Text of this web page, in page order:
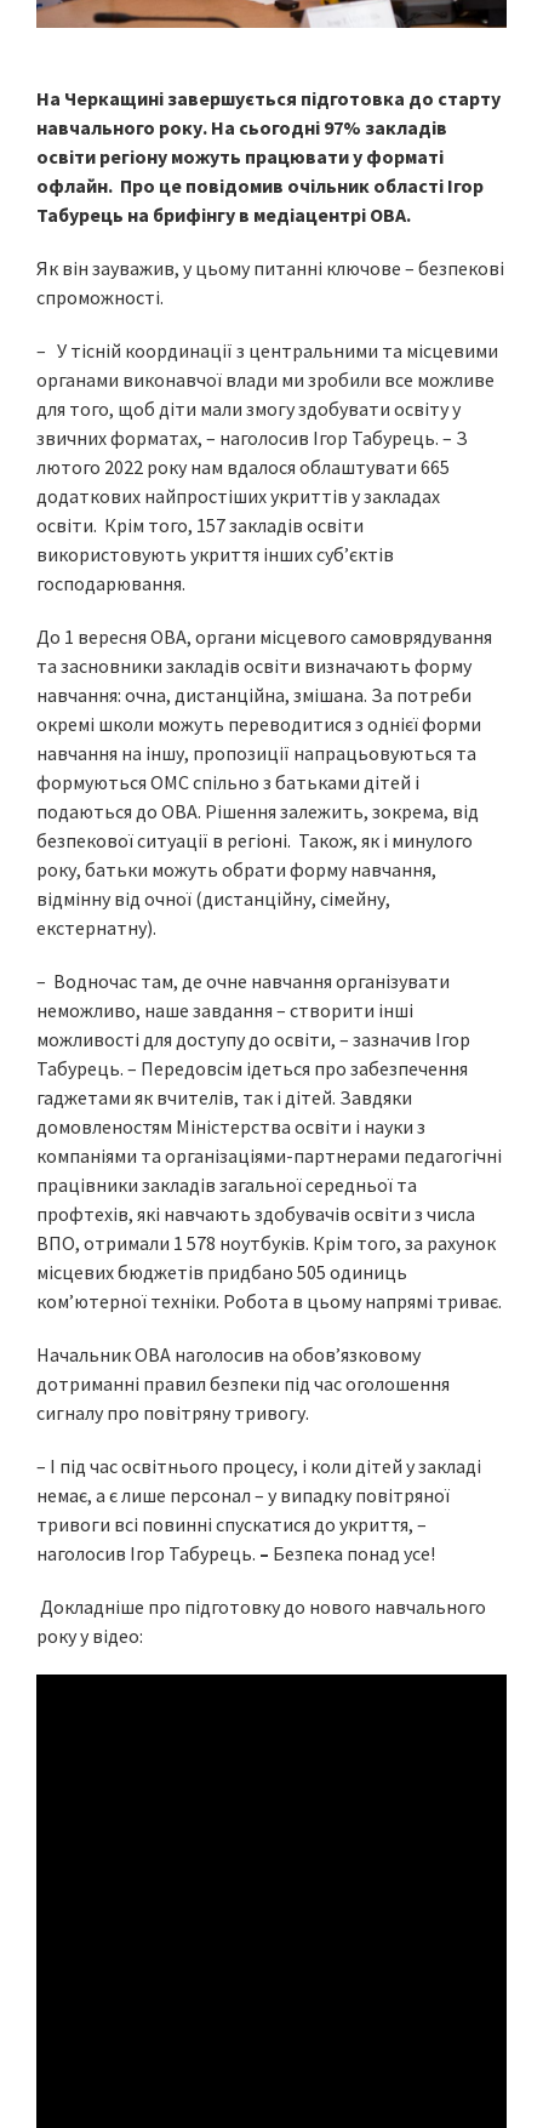
На Черкащині завершується підготовка до старту
навчального року. На сьогодні 97% закладів
освіти регіону можуть працювати у форматі
офлайн. Про це повідомив очільник області Ігор
Табурець на брифінгу в медіацентрі ОВА.
Як він зауважив, у цьому питанні ключове – безпекові
спроможності.
– У тісній координації з центральними та місцевими
органами виконавчої влади ми зробили все можливе
для того, щоб діти мали змогу здобувати освіту у
звичних форматах, – наголосив Ігор Табурець. – З
лютого 2022 року нам вдалося облаштувати 665
додаткових найпростіших укриттів у закладах
освіти. Крім того, 157 закладів освіти
використовують укриття інших суб’єктів
господарювання.
До 1 вересня ОВА, органи місцевого самоврядування
та засновники закладів освіти визначають форму
навчання: очна, дистанційна, змішана. За потреби
окремі школи можуть переводитися з однієї форми
навчання на іншу, пропозиції напрацьовуються та
формуються ОМС спільно з батьками дітей і
подаються до ОВА. Рішення залежить, зокрема, від
безпекової ситуації в регіоні. Також, як і минулого
року, батьки можуть обрати форму навчання,
відмінну від очної (дистанційну, сімейну,
екстернатну).
– Водночас там, де очне навчання організувати
неможливо, наше завдання – створити інші
можливості для доступу до освіти, – зазначив Ігор
Табурець. – Передовсім ідеться про забезпечення
гаджетами як вчителів, так і дітей. Завдяки
домовленостям Міністерства освіти і науки з
компаніями та організаціями-партнерами педагогічні
працівники закладів загальної середньої та
профтехів, які навчають здобувачів освіти з числа
ВПО, отримали 1 578 ноутбуків. Крім того, за рахунок
місцевих бюджетів придбано 505 одиниць
ком’ютерної техніки. Робота в цьому напрямі триває.
Начальник ОВА наголосив на обов’язковому
дотриманні правил безпеки під час оголошення
сигналу про повітряну тривогу.
– І під час освітнього процесу, і коли дітей у закладі
немає, а є лише персонал – у випадку повітряної
тривоги всі повинні спускатися до укриття, –
наголосив Ігор Табурець. – Безпека понад усе!
Докладніше про підготовку до нового навчального
року у відео: